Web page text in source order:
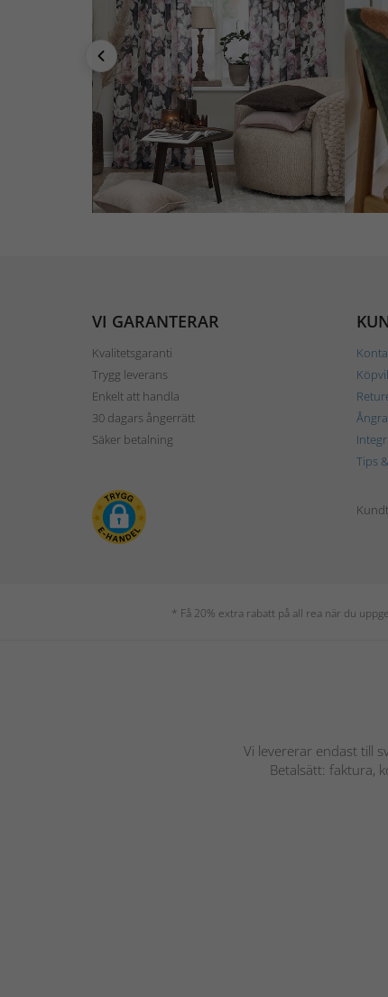
VI GARANTERAR
Kvalitetsgaranti
Trygg leverans
Enkelt att handla
30 dagars ångerrätt
Säker betalning
Tips
* Få 20% extra rabatt på all rea när du
Vi levererar endast till
Betalsätt: faktura,